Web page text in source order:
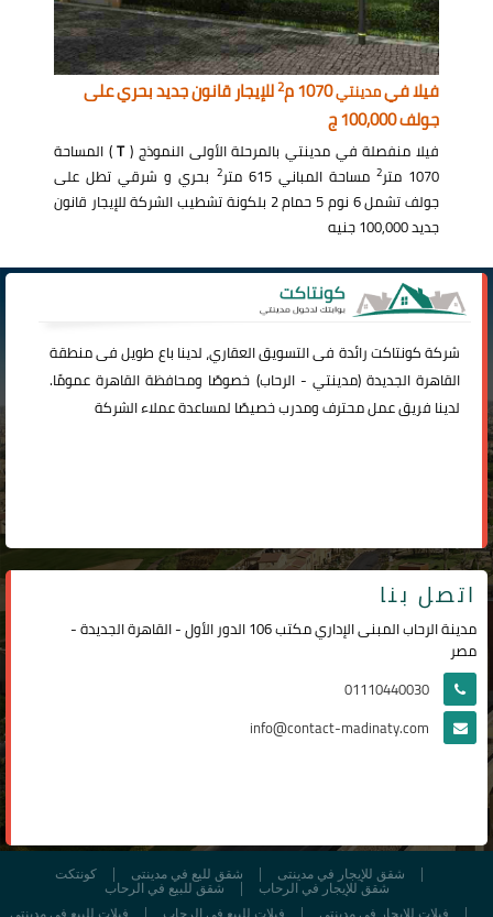
فيلا فيمدينتي1070 م 2للإيجار قانون جديد بحري على
جولف 100,000 ج
فيلا منفصلة في مدينتي بالمرحلة الأولى النموذج (T) المساحة
1070 متر
2 مساحة المباني 615 متر 2 بحري و شرقي تطل على
جولف تشمل 6 نوم 5 حمام 2 بلكونة تشطيب الشركة للإيجار قانون
جديد 100,000 جنيه
شركةكونتاكترائدة فى التسويق العقاري، لدينا باع طويل فى منطقة
القاهرة الجديدة (مدينتي -الرحاب) خصوصًا ومحافظة القاهرة عمومًا.
لدينا فريق عمل محترف ومدرب خصيصًا لمساعدة عملاء الشركة
اتصل بنا
مدينة الرحاب المبنى الإداري مكتب 106 الدور الأول - القاهرة الجديدة -
مصر
01110440030
info@contact-madinaty.com
كونتكت شقق لليع في مدينتى
شقق للإيجار في مدينتى
شقق للبيع في الرحاب
شقق للإيجار في الرحاب
فيلات للبيع في مدينتي
فيلات للبيع في الرحاب فيلات للإيجار في مدينتي